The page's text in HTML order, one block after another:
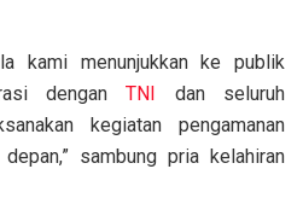
kami menunjukkan ke publik
denganTNI dan seluruh
kegiatan pengamanan
sambung pria kelahiran